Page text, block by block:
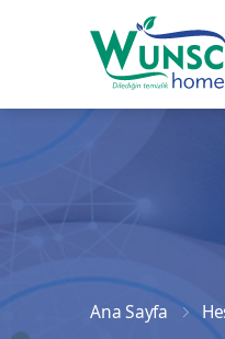
Ana Sayfa